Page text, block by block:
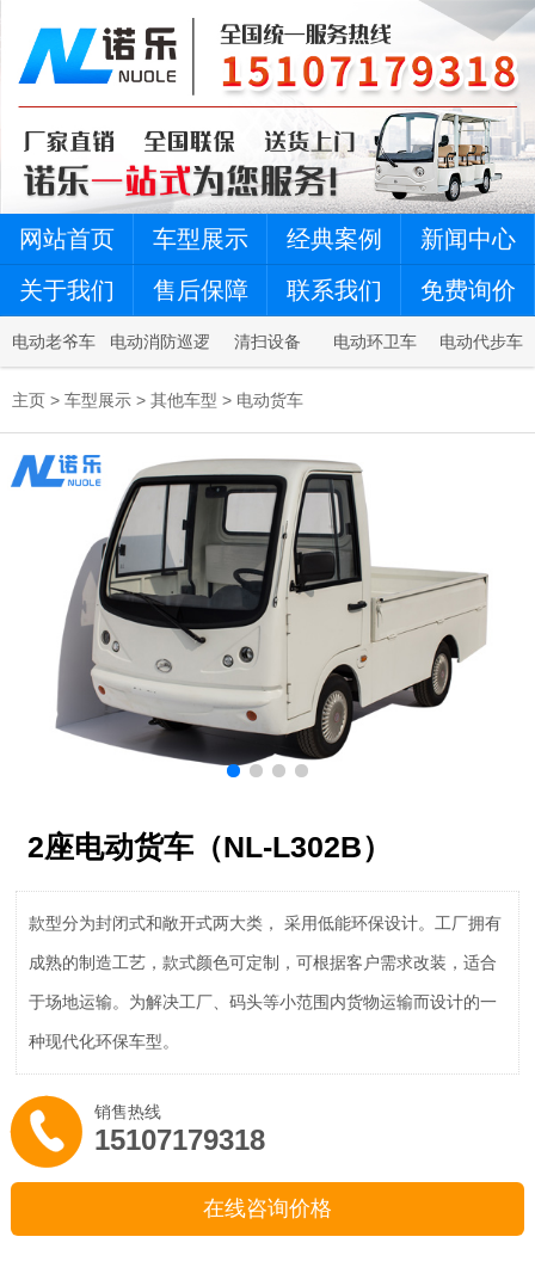
网站首页 车型展示 经典案例
新闻中心
关于我们
售后保障 联系我们 免费询价
电动老爷车 电动消防巡逻
车
清扫设备 电动环卫车 电动代步车
主页 > 车型展示 > 其他车型 > 电动货车
2座电动货车（NL-L302B）
款型分为封闭式和敞开式两大类， 采用低能环保设计。工厂拥有
成熟的制造工艺，款式颜色可定制，可根据客户需求改装，适合
于场地运输。为解决工厂、码头等小范围内货物运输而设计的一
种现代化环保车型。
销售热线
15107179318
在线咨询价格